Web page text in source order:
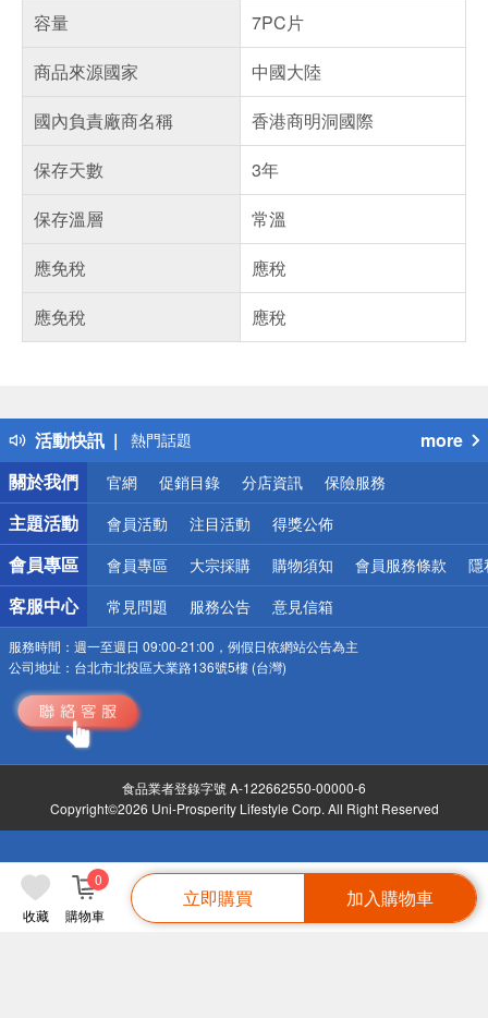
收藏 購物車
0
立即購買 加入購物車
容量
7PC片
商品來源國家
中國大陸
國內負責廠商名稱
香港商明洞國際
保存天數
3年
保存溫層
常溫
應免稅
應稅
應免稅
應稅
活動快訊
得獎公告
熱門話題
銀行優惠
偏遠地區配送
詐騙網頁！請小心！
more
關於我們
官網 促銷目錄 分店資訊 保險服務
主題活動 會員活動 注目活動 得獎公佈
會員專區 會員專區 大宗採購 購物須知 會員服務條款 隱
客服中心 常見問題 服務公告 意見信箱
服務時間： 週一至週日 09:00-21:00，例假日依網站公告為主
公司地址： 台北市北投區大業路136號5樓 (台灣)
食品業者登錄字號 A-122662550-00000-6
Copyright©2026 Uni-Prosperity Lifestyle Corp. All Right Reserved